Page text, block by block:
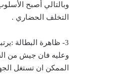
وبالتالي أصبح
التخلف الحضاري .
3- ظاهرة البطالة
وعليه فان جيش من
الممكن ان تستغل